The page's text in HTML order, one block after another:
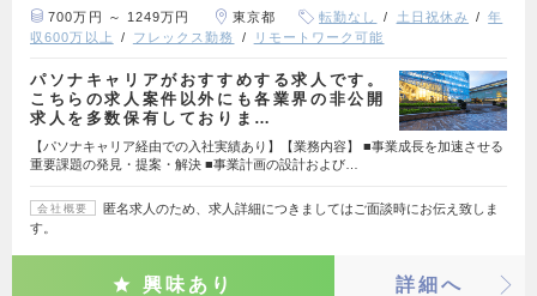
700万円 ～ 1249万円 東京都 転勤なし 土日祝休み
年
収600万以上
フレックス勤務 リモートワーク可能
パソナキャリアがおすすめする求人です。
こちらの求人案件以外にも各業界の非公開
求人を多数保有しておりま…
【パソナキャリア経由での入社実績あり】【業務内容】 ■事業成長を加速させる
重要課題の発見・提案・解決 ■事業計画の設計および…
会社概要
匿名求人のため、求人詳細につきましてはご面談時にお伝え致しま
す。
興味あり 詳細へ